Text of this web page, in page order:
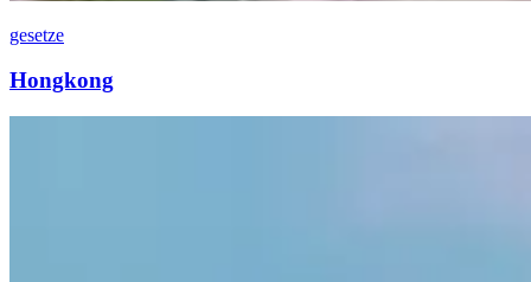
gesetze
Hongkong